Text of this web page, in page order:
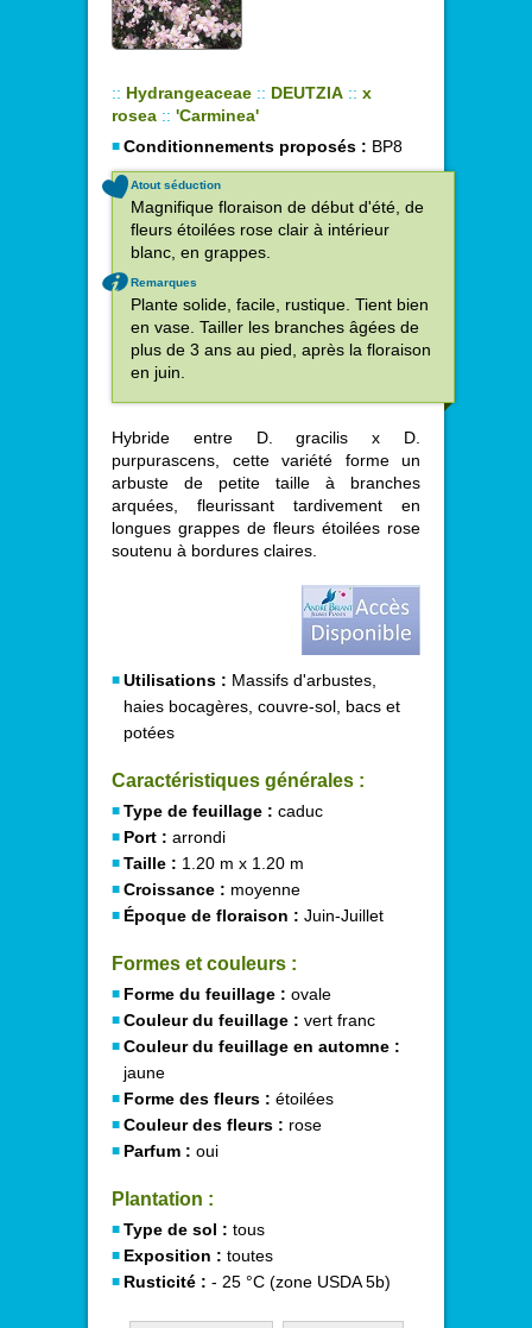
:: Hydrangeaceae :: DEUTZIA :: x
rosea :: 'Carminea'
Conditionnements proposés : BP8
Atout séduction
Magnifique floraison de début d'été, de
fleurs étoilées rose clair à intérieur
blanc, en grappes.
Remarques
Plante solide, facile, rustique. Tient bien
en vase. Tailler les branches âgées de
plus de 3 ans au pied, après la floraison
en juin.
Hybride entre D. gracilis x D.
purpurascens, cette variété forme un
arbuste de petite taille à branches
arquées, fleurissant tardivement en
longues grappes de fleurs étoilées rose
soutenu à bordures claires.
Utilisations : Massifs d'arbustes,
haies bocagères, couvre-sol, bacs et
potées
Caractéristiques générales :
Type de feuillage : caduc
Port : arrondi
Taille : 1.20 m x 1.20 m
Croissance : moyenne
Époque de floraison : Juin-Juillet
Formes et couleurs :
Forme du feuillage : ovale
Couleur du feuillage : vert franc
Couleur du feuillage en automne :
jaune
Forme des fleurs : étoilées
Couleur des fleurs : rose
Parfum : oui
Plantation :
Type de sol : tous
Exposition : toutes
Rusticité : - 25 °C (zone USDA 5b)